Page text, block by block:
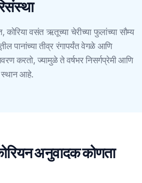
कोरिया वसंत ऋतूच्या चेरीच्या फुलांच्या सौम्य
पानांच्या तीव्र रंगापर्यंत वेगळे आणि
करतो, ज्यामुळे ते वर्षभर निसर्गप्रेमी आणि
स्थान आहे.
अनुवादक कोणता